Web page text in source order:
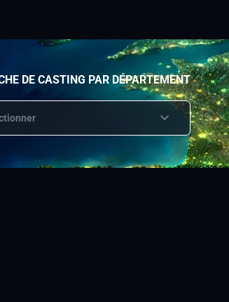
DE CASTING PAR DÉPARTEMENT